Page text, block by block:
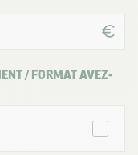
/ FORMAT AVEZ-